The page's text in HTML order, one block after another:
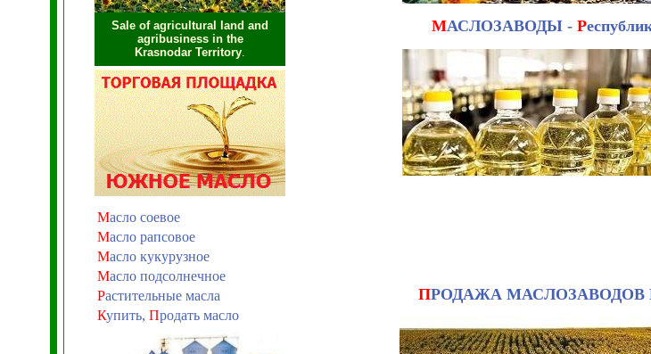
Sale of agricultural land and
agribusiness in the
Krasnodar Territory.
Масло соевое
Масло рапсовое
Масло кукурузное
Масло подсолнечное
Растительные масла
Купить, Продать масло
МАСЛОЗАВОДЫ - Р
ПРОДАЖА МАСЛОЗАВОДОВ